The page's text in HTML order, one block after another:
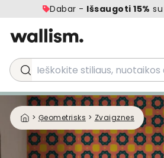
Dabar - Išsaugoti 15%
Ieškokite stiliaus, nuotaikos ar
> Ģeometrisks > Zvaigznes